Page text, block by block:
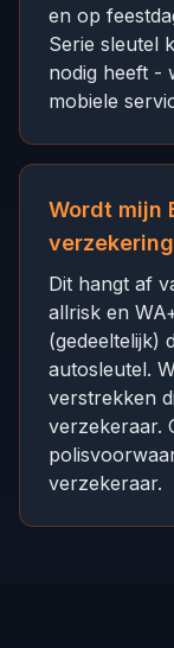
en op
Serie sleutel
nodig heeft -
mobiele
Wordt mijn
Dit hangt af
allrisk en
(gedeeltelijk)
autosleutel.
verstrekken
verzekeraar.
verzekeraar.